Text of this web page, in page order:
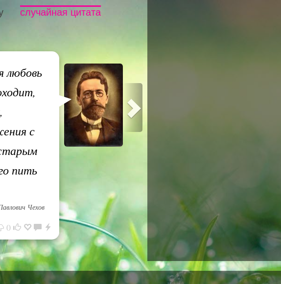
случайная цитата
любовь
с
пить
Чехов
0